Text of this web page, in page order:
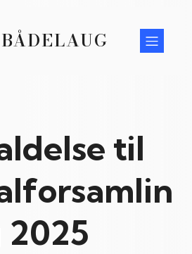
til
2025